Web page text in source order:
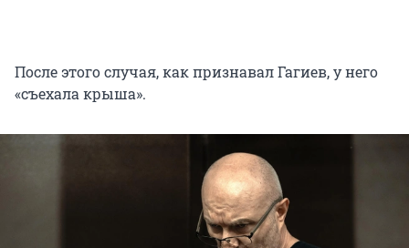
После этого случая, как признавал Гагиев, у него
«съехала крыша».